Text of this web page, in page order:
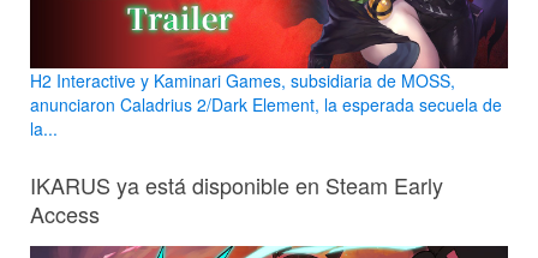
H2 Interactive y Kaminari Games, subsidiaria de MOSS,
anunciaron Caladrius 2/Dark Element, la esperada secuela de
la...
IKARUS ya está disponible en Steam Early
Access